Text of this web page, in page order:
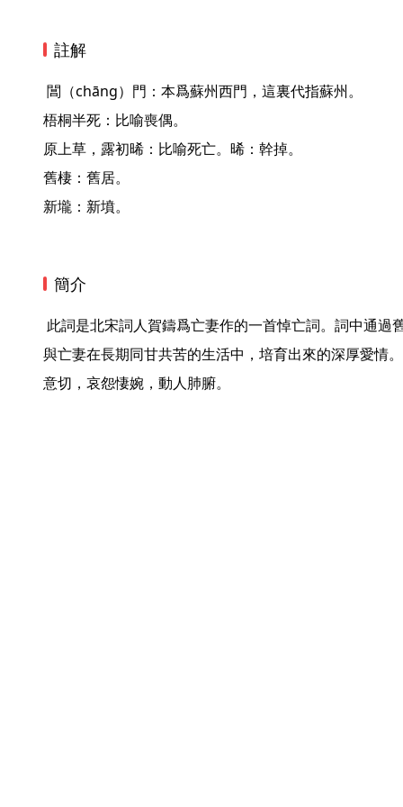
註解
梧桐半死：比喻喪偶。
原上草，露初晞：比喻死亡。晞：幹掉。
舊棲：舊居。
新壠：新墳。
簡介
與亡妻在長期同甘共苦的生活中，培育出來的深厚愛情
意切，哀怨悽婉，動人肺腑。